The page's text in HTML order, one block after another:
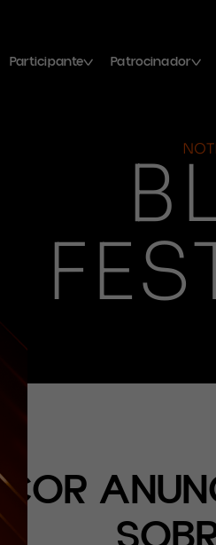
Participante Patrocinador